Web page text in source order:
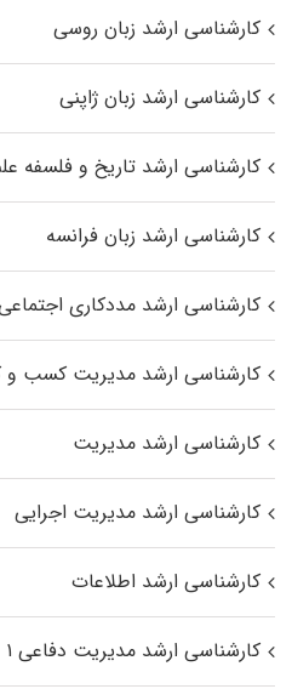
کارشناسی ارشد زبان روسی
کارشناسی ارشد زبان ژاپنی
کارشناسی ارشد تاریخ و فلسفه
کارشناسی ارشد زبان فرانسه
کارشناسی ارشد مددکاری
کارشناسی ارشد مدیریت کسب و
کارشناسی ارشد مدیریت
کارشناسی ارشد مدیریت اجرایی
کارشناسی ارشد اطلاعات
کارشناسی ارشد مدیریت دفاعی ۱